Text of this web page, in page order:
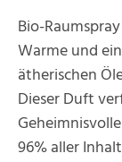
Bio-
Warme und
ätherischen
Dieser Duft
96% aller